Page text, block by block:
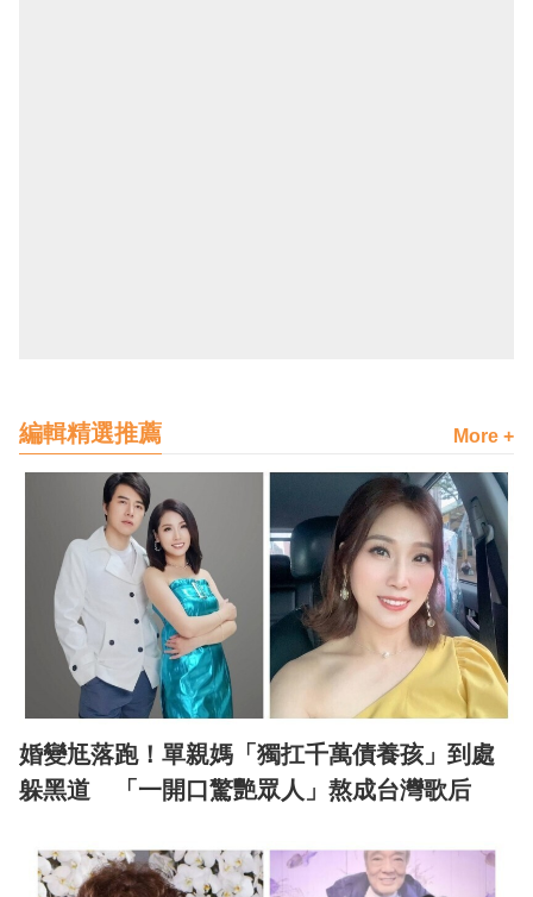
編輯精選推薦 More +
婚變尪落跑！單親媽「獨扛千萬債養孩」到處
躲黑道 「一開口驚艷眾人」熬成台灣歌后